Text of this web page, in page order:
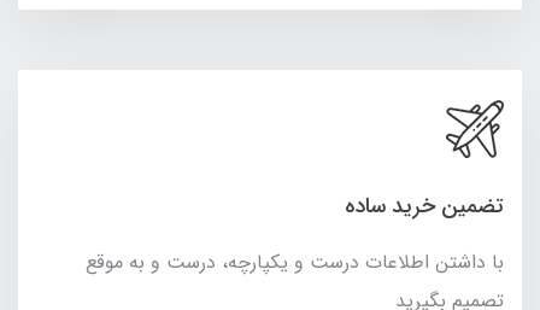
تضمین خرید ساده
با داشتن اطلاعات درست و یکپارچه، درست و به موقع
تصمیم بگیرید